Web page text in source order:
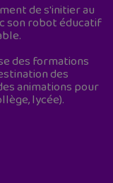
de s'initier au
son robot éducatif
des formations
des
animations pour
lycée).